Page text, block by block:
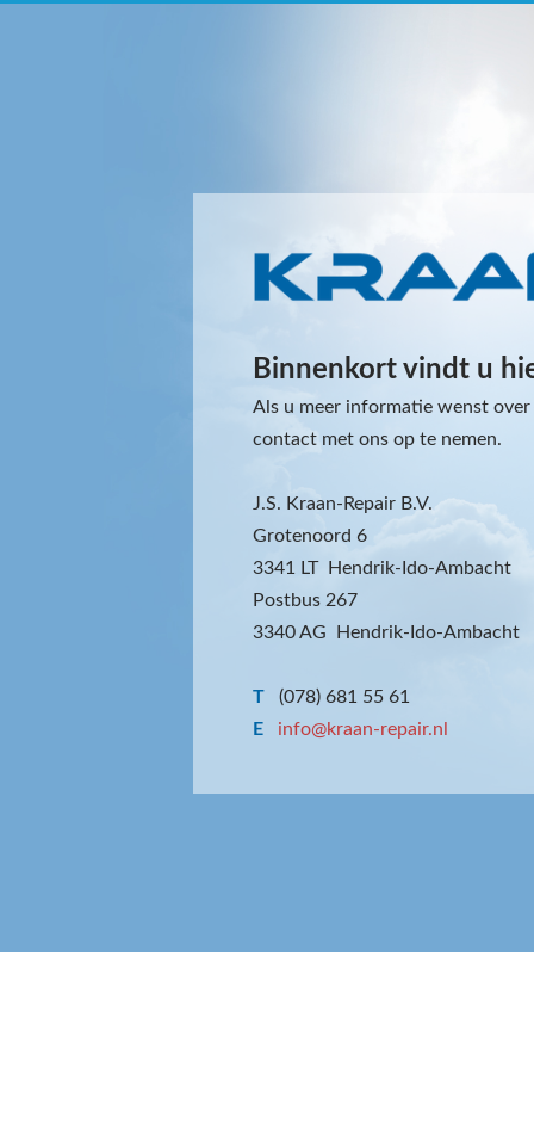
Binnenkort vindt u
Als u meer informatie wenst
contact met ons op te nemen.
J.S. Kraan-Repair B.V.
Grotenoord 6
3341 LT Hendrik-Ido-Ambacht
Postbus 267
3340 AG Hendrik-Ido-Ambacht
T
(078) 681 55 61
E
info@kraan-repair.nl